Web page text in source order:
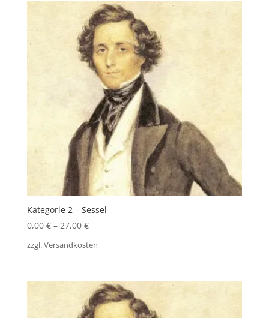
Kategorie 2 – Sessel
0,00 €– 27,00 €
zzgl.Versandkosten